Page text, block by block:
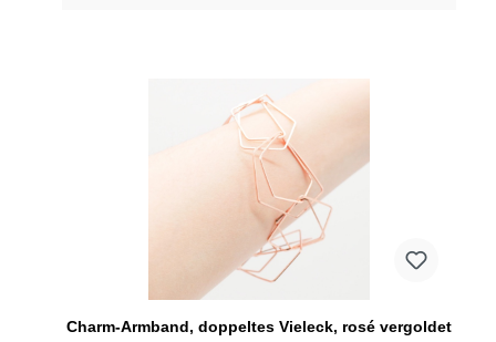
Charm-Armband, doppeltes Vieleck, rosé vergoldet